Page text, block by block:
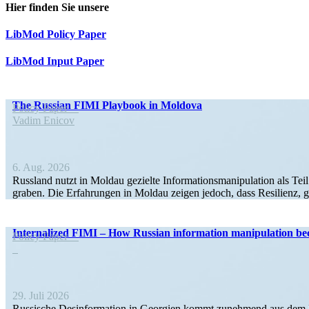
Hier finden Sie unsere
LibMod Policy Paper
LibMod Input Paper
The Russian FIMI Playbook in Moldova
Policy Paper
Vadim Enicov
6. Aug. 2026
Russland nutzt in Moldau gezielte Infor­ma­ti­ons­ma­ni­pu­lation als
graben. Die Erfah­rungen in Moldau zeigen jedoch, dass
Inter­na­lized FIMI – How Russian infor­mation manipu­lation
Policy Paper
29. Juli 2026